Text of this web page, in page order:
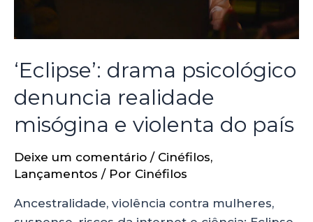
‘Eclipse’: drama psicológico
denuncia realidade
misógina e violenta do país
Deixe um comentário / Cinéfilos,
Lançamentos / Por Cinéfilos
Ancestralidade, violência contra mulheres,